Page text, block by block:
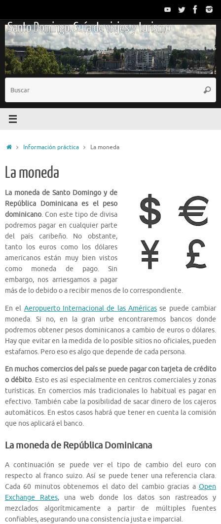
contenido
Santo Domingo. Guía de viajes y turismo
InicioInformación práctica La moneda
La moneda
La moneda de Santo Domingo y de
República Dominicana es el peso
dominicano. Con este tipo de divisa
podremos pagar en cualquier parte
del país caribeño. No obstante,
tanto los euros como los dólares
americanos están muy bien vistos
como moneda de pago. Sin
embargo, nos arriesgamos a pagar
más de lo debido o a recibir menos de lo correspondiente.
En el Aeropuerto Internacional de las Américas se puede cambiar
moneda. Si no, en la gran urbe encontraremos bancos donde
podremos obtener pesos dominicanos a cambio de euros o dólares.
Hay que evitar en la medida de lo posible sitios no oficiales, pueden
estafarnos. Pero eso es algo que depende de cada persona.
En muchos comercios del país se puede pagar con tarjeta de crédito
o débito. Esto es así especialmente en centros comerciales y zonas
turísticas. En comercios más tradicionales lo habitual es pagar en
efectivo. También cabe la posibilidad de sacar dinero de los cajeros
automáticos. En estos casos habrá que tener en cuenta la comisión
que nos aplicará el banco.
La moneda de República Dominicana
A continuación se puede ver el tipo de cambio del euro con
respecto al franco suizo. Así se puede tener una referencia clara.
Cada 60 minutos obtenemos el dato del cambio gracias a Open
Exchange Rates, una web donde los datos son rastreados y
mezclados algorítmicamente a partir de múltiples fuentes
confiables, asegurando una consistencia justa e imparcial.